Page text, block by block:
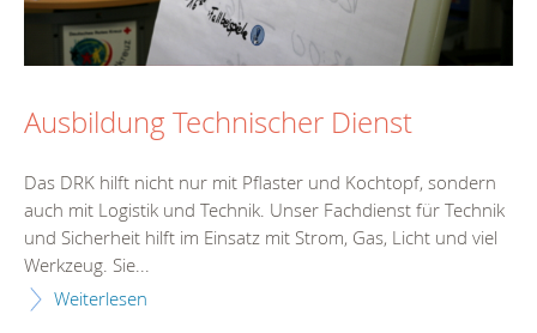
Ausbildung Technischer Dienst
Das DRK hilft nicht nur mit Pflaster und Kochtopf, sondern
auch mit Logistik und Technik. Unser Fachdienst für Technik
und Sicherheit hilft im Einsatz mit Strom, Gas, Licht und viel
Werkzeug. Sie...
Weiterlesen